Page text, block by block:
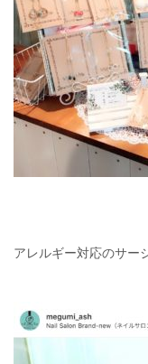
アレルギー対応のサー